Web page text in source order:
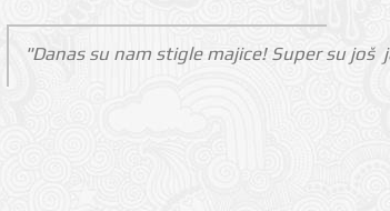
"Danas su nam stigle majice! Super su još